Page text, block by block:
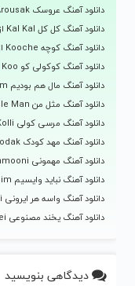
دانلود آهنگ عروسک Arousak از Zedbazi زدبازی
دانلود آهنگ کل کل Kal Kal از Zedbazi زدبازی
دانلود آهنگ کوچه Kooche از Zedbazi زدبازی
دانلود آهنگ کوکولی کو Coocooli Koo از Zedbazi زدبازی
دانلود آهنگ مال هم بودیم Male Ham Budim از Zedbazi زدبازی
دانلود آهنگ مثل من Mesle Man از Zedbazi زدبازی
دانلود آهنگ مرسی کولی Merci Kolli از Zedbazi زدبازی
دانلود آهنگ مهد کودک Mahdekoodak از Zedbazi زدبازی
دانلود آهنگ مهمونی Mehmooni از Zedbazi زدبازی
دانلود آهنگ نباید وایسیم Nabayad Vaysim از Zedbazi زدبازی
دانلود آهنگ واسه هر ایرونی Vase Har Irani از Zedbazi زدبازی
دانلود آهنگ یخند مصنوعی Bekhand Masnoei از Zedbazi زدبازی
دیدگاهی بنویسید